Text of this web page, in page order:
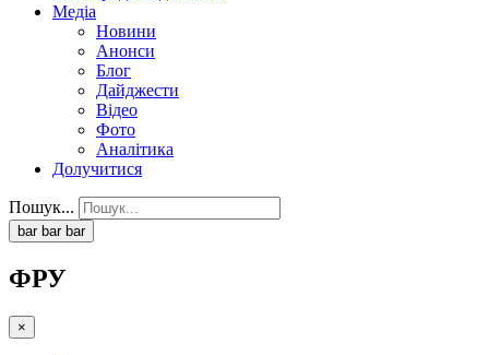
Медіа
Новини
Анонси
Блог
Дайджести
Відео
Фото
Аналітика
Долучитися
Пошук...
bar bar bar
ФРУ
×